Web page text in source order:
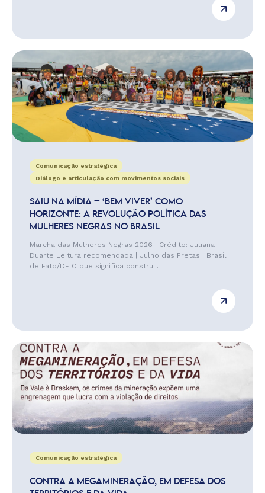
Comunicação estratégica
Diálogo e articulação com movimentos sociais
SAIU NA MÍDIA – ‘BEM VIVER’ COMO
HORIZONTE: A REVOLUÇÃO POLÍTICA DAS
MULHERES NEGRAS NO BRASIL
Marcha das Mulheres Negras 2026 | Crédito: Juliana
Duarte Leitura recomendada | Julho das Pretas | Brasil
de Fato/DF O que significa constru...
Comunicação estratégica
CONTRA A MEGAMINERAÇÃO, EM DEFESA DOS